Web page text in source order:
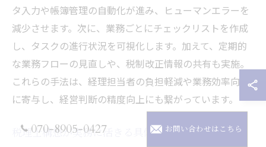
タ入力や帳簿管理の自動化が進み、ヒューマンエラーを
減少させます。次に、業務ごとにチェックリストを作成
し、タスクの進行状況を可視化します。加えて、定期的
な業務フローの見直しや、税制改正情報の共有も実施。
これらの手法は、経理担当者の負担軽減や業務効率向上
に寄与し、経営判断の精度向上にも繋がっています。
税理士構想が実務に活きる具体的な場面
070-8905-0427 お問い合わせはこちら